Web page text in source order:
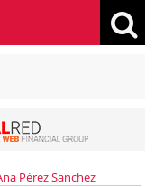
Pérez Sanchez